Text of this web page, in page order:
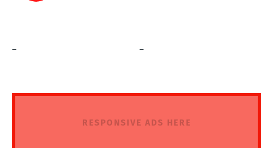
RESPONSIVE ADS HERE